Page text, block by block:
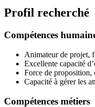
Profil recherché
Compétences
Animateur de projet,
Excellente capacité
Force de proposition,
Capacité à gérer les
Compétences métiers